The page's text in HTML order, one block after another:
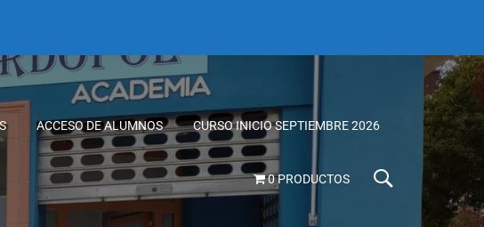
ACCESO DE ALUMNOS CURSO INICIO SEPTIEMBRE 2026
0 PRODUCTOS